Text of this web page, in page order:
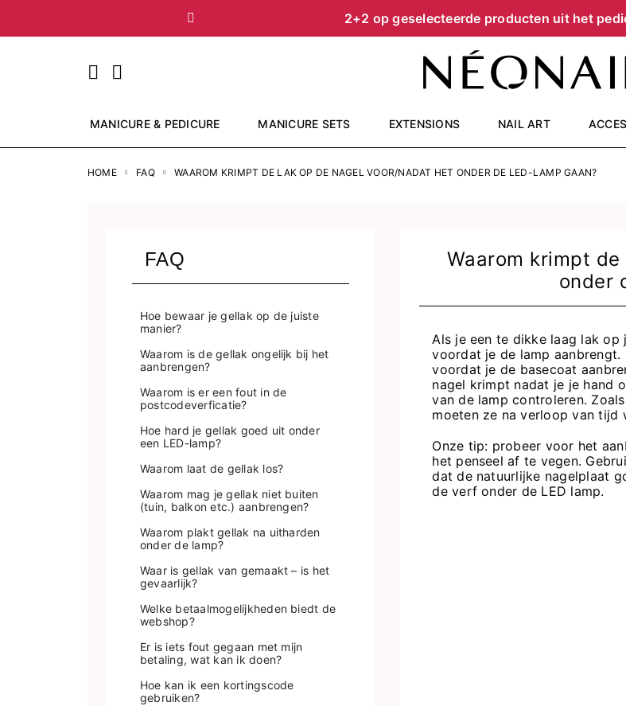
2+2 op geselecteerde producten uit het
Vorige
MANICURE & PEDICURE MANICURE SETS EXTENSIONS NAIL ART
HOME FAQ WAAROM KRIMPT DE LAK OP DE NAGEL VOOR/NADAT HET ONDER DE LED-LAMP GAAN?
FAQ
Hoe bewaar je gellak op de juiste
manier?
Waarom is de gellak ongelijk bij het
aanbrengen?
Waarom is er een fout in de
postcodeverficatie?
Hoe hard je gellak goed uit onder
een LED-lamp?
Waarom laat de gellak los?
Waarom mag je gellak niet buiten
(tuin, balkon etc.) aanbrengen?
Waarom plakt gellak na uitharden
onder de lamp?
Waar is gellak van gemaakt – is het
gevaarlijk?
Welke betaalmogelijkheden biedt de
webshop?
Er is iets fout gegaan met mijn
betaling, wat kan ik doen?
Hoe kan ik een kortingscode
gebruiken?
Waarom krimpt
onder
Als je een te dikke laag lak op
voordat je de lamp
voordat je de basecoat
nagel krimpt nadat je je hand
van de lamp controleren.
moeten ze na verloop van tijd
Onze tip: probeer voor het
het penseel af te vegen.
dat de natuurlijke nagelplaat
de verf onder de LED lamp.